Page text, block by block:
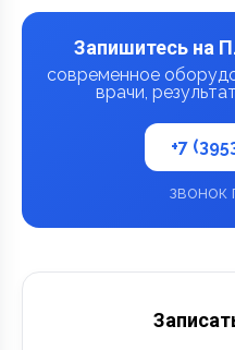
Запишитесь на
современное
врачи,
+7
звонок